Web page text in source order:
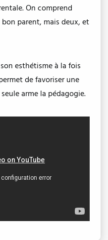
On comprend
bon parent, mais deux, et
esthétisme à la fois
de favoriser une
arme la pédagogie.